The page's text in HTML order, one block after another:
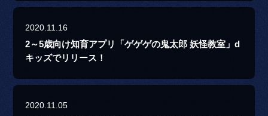
2020.11.16
2～5歳向け知育アプリ「ゲゲゲの鬼太郎 妖怪教室」d
キッズでリリース！
2020.11.05